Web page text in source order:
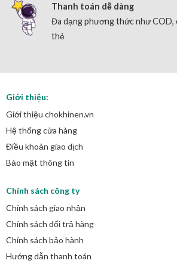
Thanh toán dễ dàng
Đa dạng phương thức như COD,
thẻ
Giới thiệu:
Giới thiệu chokhinen.vn
Hệ thống cửa hàng
Điều khoản giao dịch
Bảo mật thông tin
Chính sách công ty
Chính sách giao nhận
Chính sách đổi trả hàng
Chính sách bảo hành
Hướng dẫn thanh toán